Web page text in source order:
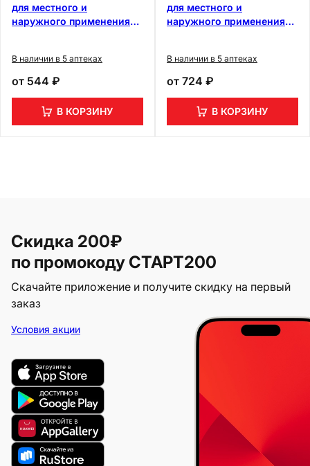
для местного и
наружного применения
В наличии в 5 аптеках
от 544 ₽
В КОРЗИНУ
для местного и
наружного применения
В наличии в 5 аптеках
от 724 ₽
В КОРЗИНУ
Скидка 200₽
по промокоду СТАРТ200
Скачайте приложение и получите скидку на первый
заказ
Условия акции